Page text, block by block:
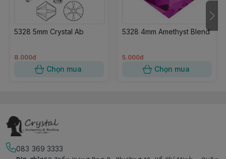
5328 5mm Crystal Ab
8.000đ
Chọn mua
5328 4mm Amethyst Blend
5.000đ
Chọn mua
083 369 3333